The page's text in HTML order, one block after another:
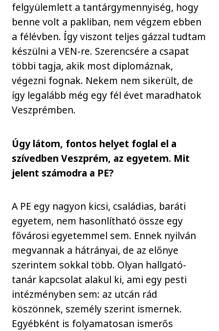
felgyülemlett a tantárgymennyiség, hogy
benne volt a pakliban, nem végzem ebben
a félévben. Így viszont teljes gázzal tudtam
készülni a VEN-re. Szerencsére a csapat
többi tagja, akik most diplomáznak,
végezni fognak. Nekem nem sikerült, de
így legalább még egy fél évet maradhatok
Veszprémben.
Úgy látom, fontos helyet foglal el a
szívedben Veszprém, az egyetem. Mit
jelent számodra a PE?
A PE egy nagyon kicsi, családias, baráti
egyetem, nem hasonlítható össze egy
fővárosi egyetemmel sem. Ennek nyilván
megvannak a hátrányai, de az előnye
szerintem sokkal több. Olyan hallgató-
tanár kapcsolat alakul ki, ami egy pesti
intézményben sem: az utcán rád
köszönnek, személy szerint ismernek.
Egyébként is folyamatosan ismerős